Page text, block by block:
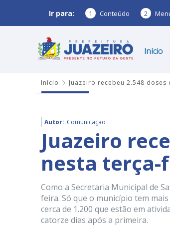
Ir para: 1 Conteúdo 2
Início
Início Juazeiro recebeu 2.548
Autor: Comunicação
Juazeiro
nesta terça-
Como a Secretaria Municipal de
feira. Só que o município tem
cerca de 1.200 que estão em
catorze dias após a primeira.⠀ ⠀